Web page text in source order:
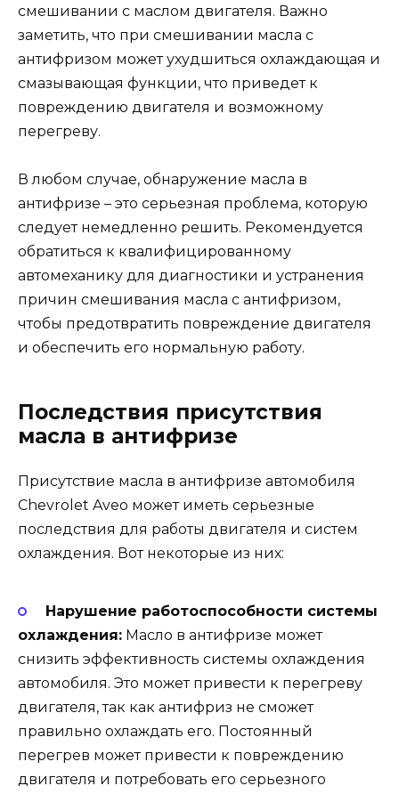
смешивании с маслом двигателя. Важно
заметить, что при смешивании масла с
антифризом может ухудшиться охлаждающая и
смазывающая функции, что приведет к
повреждению двигателя и возможному
перегреву.
В любом случае, обнаружение масла в
антифризе – это серьезная проблема, которую
следует немедленно решить. Рекомендуется
обратиться к квалифицированному
автомеханику для диагностики и устранения
причин смешивания масла с антифризом,
чтобы предотвратить повреждение двигателя
и обеспечить его нормальную работу.
Последствия присутствия
масла в антифризе
Присутствие масла в антифризе автомобиля
Chevrolet Aveo может иметь серьезные
последствия для работы двигателя и систем
охлаждения. Вот некоторые из них:
Нарушение работоспособности системы
охлаждения: Масло в антифризе может
снизить эффективность системы охлаждения
автомобиля. Это может привести к перегреву
двигателя, так как антифриз не сможет
правильно охлаждать его. Постоянный
перегрев может привести к повреждению
двигателя и потребовать его серьезного